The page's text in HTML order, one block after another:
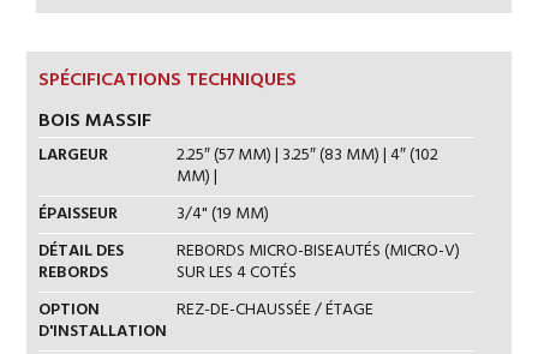
SPÉCIFICATIONS TECHNIQUES
BOIS MASSIF
LARGEUR 2.25″ (57 MM) | 3.25″ (83 MM) | 4″ (102
MM) |
ÉPAISSEUR
3/4" (19 MM)
DÉTAIL DES
REBORDS
REBORDS MICRO-BISEAUTÉS (MICRO-V)
SUR LES 4 COTÉS
OPTION
D'INSTALLATION
REZ-DE-CHAUSSÉE / ÉTAGE